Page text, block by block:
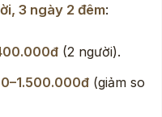
3 ngày 2 đêm:
(2 người).
(giảm so